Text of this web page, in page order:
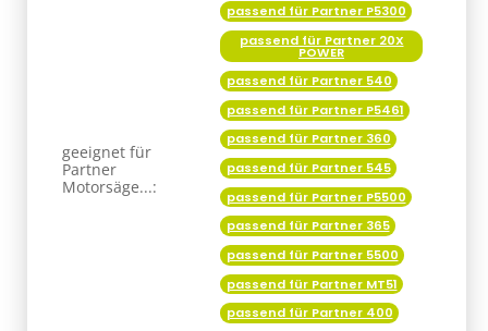
geeignet für
Partner
Motorsäge...:
passend für Partner P5300
passend für Partner 20X
POWER
passend für Partner 540
passend für Partner P5461
passend für Partner 360
passend für Partner 545
passend für Partner P5500
passend für Partner 365
passend für Partner 5500
passend für Partner MT51
passend für Partner 400